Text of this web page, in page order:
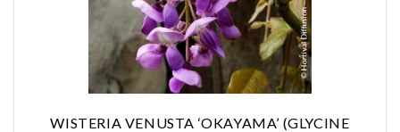
WISTERIA VENUSTA ‘OKAYAMA’ (GLYCINE